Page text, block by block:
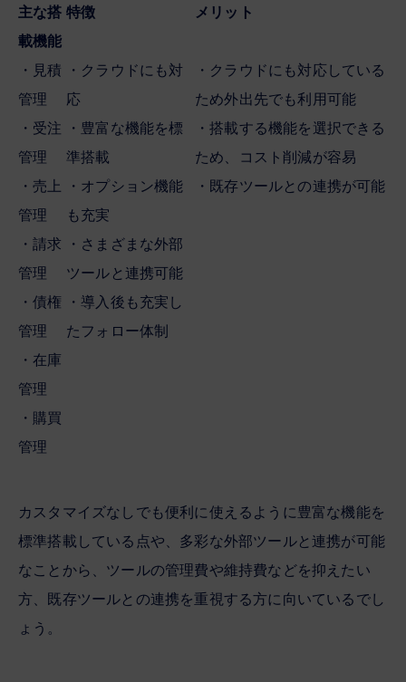
主な搭
載機能
特徴 メリット
・見積
管理
・受注
管理
・売上
管理
・請求
管理
・債権
管理
・在庫
管理
・購買
管理
・クラウドにも対
応
・豊富な機能を標
準搭載
・オプション機能
も充実
・さまざまな外部
ツールと連携可能
・導入後も充実し
たフォロー体制
・クラウドにも対応している
ため外出先でも利用可能
・搭載する機能を選択できる
ため、コスト削減が容易
・既存ツールとの連携が可能
カスタマイズなしでも便利に使えるように豊富な機能を
標準搭載している点や、多彩な外部ツールと連携が可能
なことから、ツールの管理費や維持費などを抑えたい
方、既存ツールとの連携を重視する方に向いているでし
ょう。